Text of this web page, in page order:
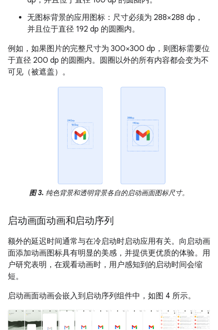
无图标背景的应用图标：尺寸必须为 288×288 dp，
并且位于直径 192 dp 的圆圈内。
例如，如果图片的完整尺寸为 300×300 dp，则图标需要位
于直径 200 dp 的圆圈内。圆圈以外的所有内容都会变为不
可见（被遮盖）。
图 3. 纯色背景和透明背景各自的启动画面图标尺寸。
启动画面动画和启动序列
额外的延迟时间通常与在冷启动时启动应用有关。向启动画
面添加动画图标具有明显的美感，并提供更优质的体验。用
户研究表明，在观看动画时，用户感知到的启动时间会缩
短。
启动画面动画会嵌入到启动序列组件中，如图 4 所示。